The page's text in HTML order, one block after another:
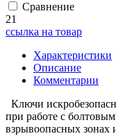
Сравнение
21
ссылка на товар
Характеристики
Описание
Комментарии
Ключи
при работе с
взрывоопасных